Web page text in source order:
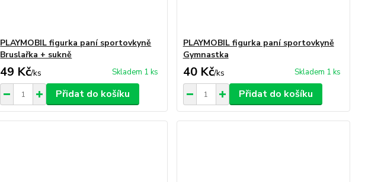
PLAYMOBIL figurka paní sportovkyně
Bruslařka + sukně
49 Kč/ks Skladem 1 ks
Přidat do košíku
PLAYMOBIL figurka paní sportovkyně
Gymnastka
40 Kč/ks Skladem 1 ks
Přidat do košíku